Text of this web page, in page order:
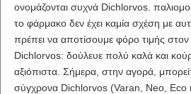
ονομάζονται συχνά Dichlorvos.
το φάρμακο δεν έχει καμία σχέση με
πρέπει να αποτίσουμε φόρο τιμής στον
Dichlorvos: δούλευε πολύ καλά και
αξιόπιστα. Σήμερα, στην αγορά,
σύγχρονα Dichlorvos (Varan, Neo,